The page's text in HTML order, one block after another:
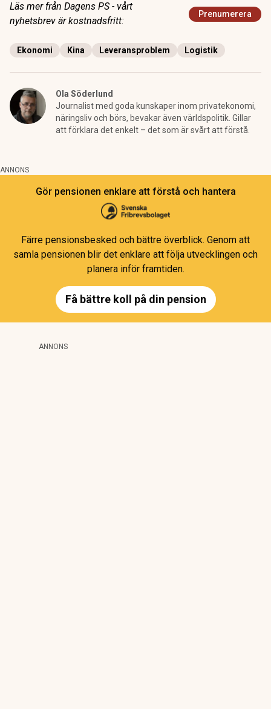
Läs mer från Dagens PS - vårt
nyhetsbrev är kostnadsfritt:
Prenumerera
Ekonomi Kina Leveransproblem Logistik
Ola Söderlund
Journalist med goda kunskaper inom privatekonomi,
näringsliv och börs, bevakar även världspolitik. Gillar
att förklara det enkelt – det som är svårt att förstå.
ANNONS
Gör pensionen enklare att förstå och hantera
Färre pensionsbesked och bättre överblick. Genom att
samla pensionen blir det enklare att följa utvecklingen och
planera inför framtiden.
Få bättre koll på din pension
ANNONS